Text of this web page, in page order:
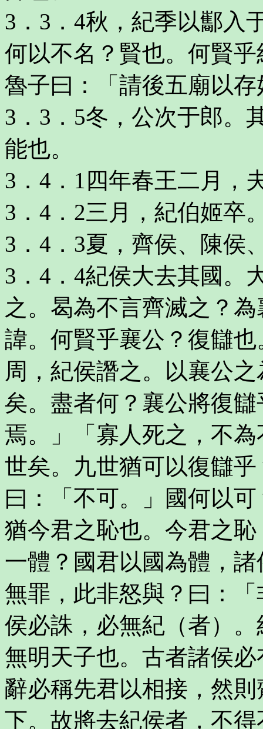
3．3．4秋，紀季以酅入
何以不名？賢也。何賢
魯子曰：「請後五廟以
3．3．5冬，公次于郎。
能也。
3．4．1四年春王二月，
3．4．2三月，紀伯姬卒
3．4．3夏，齊侯、陳侯
3．4．4紀侯大去其國。
之。曷為不言齊滅之？
諱。何賢乎襄公？復讎
周，紀侯譖之。以襄公
矣。盡者何？襄公將復
焉。」「寡人死之，不
世矣。九世猶可以復讎
曰：「不可。」國何以
猶今君之恥也。今君之
一體？國君以國為體，
無罪，此非怒與？曰：
侯必誅，必無紀（者）
無明天子也。古者諸侯
辭必稱先君以相接，然
下。故將去紀侯者，不